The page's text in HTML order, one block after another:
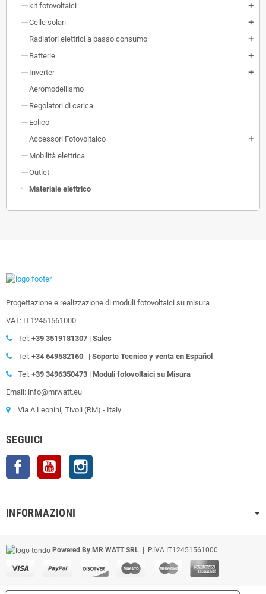
kit fotovoltaici add
Celle solari add
Radiatori elettrici a basso consumo add
Batterie add
Inverter add
Aeromodellismo
Regolatori di carica
Eolico
Accessori Fotovoltaico
add
Mobilità elettrica
Outlet
Materiale elettrico
Progettazione e realizzazione di moduli fotovoltaici su misura
VAT: IT12451561000
Tel: +39 3519181307 | Sales
Tel: +34 649582160 | Soporte Tecnico y venta en Español
Tel: +39 3496350473 | Moduli fotovoltaici su Misura
Email: info@mrwatt.eu
Via A.Leonini, Tivoli (RM) - Italy
SEGUICI
Facebook YouTube
INFORMAZIONI
Powered By MR WATT SRL | P.IVA IT12451561000